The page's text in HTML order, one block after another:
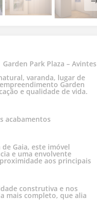
Park Plaza – Avintes
varanda, lugar de
Garden
e qualidade de vida.
acabamentos
Gaia, este imóvel
e uma envolvente
aos principais
construtiva e nos
mais completo, que alia